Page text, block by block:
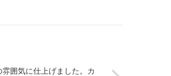
囲気に仕上げました。カ